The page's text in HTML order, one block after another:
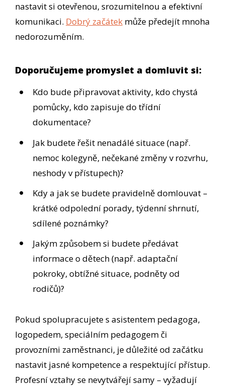
nastavit si otevřenou, srozumitelnou a efektivní
komunikaci. Dobrý začátek může předejít mnoha
nedorozuměním.
Doporučujeme promyslet a domluvit si:
Kdo bude připravovat aktivity, kdo chystá
pomůcky, kdo zapisuje do třídní
dokumentace?
Jak budete řešit nenadálé situace (např.
nemoc kolegyně, nečekané změny v rozvrhu,
neshody v přístupech)?
Kdy a jak se budete pravidelně domlouvat –
krátké odpolední porady, týdenní shrnutí,
sdílené poznámky?
Jakým způsobem si budete předávat
informace o dětech (např. adaptační
pokroky, obtížné situace, podněty od
rodičů)?
Pokud spolupracujete s asistentem pedagoga,
logopedem, speciálním pedagogem či
provozními zaměstnanci, je důležité od začátku
nastavit jasné kompetence a respektující přístup.
Profesní vztahy se nevytvářejí samy – vyžadují